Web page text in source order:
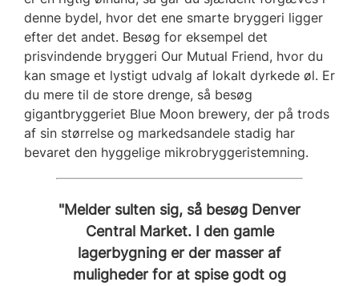
denne bydel, hvor det ene smarte bryggeri ligger
efter det andet. Besøg for eksempel det
prisvindende bryggeri Our Mutual Friend, hvor du
kan smage et lystigt udvalg af lokalt dyrkede øl. Er
du mere til de store drenge, så besøg
gigantbryggeriet Blue Moon brewery, der på trods
af sin størrelse og markedsandele stadig har
bevaret den hyggelige mikrobryggeristemning.
"Melder sulten sig, så besøg Denver
Central Market. I den gamle
lagerbygning er der masser af
muligheder for at spise godt og